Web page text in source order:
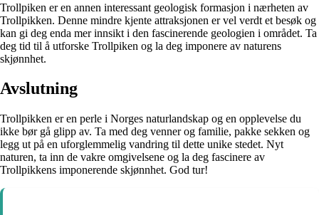
Trollpiken er en annen interessant geologisk formasjon i nærheten av
Trollpikken. Denne mindre kjente attraksjonen er vel verdt et besøk og
kan gi deg enda mer innsikt i den fascinerende geologien i området. Ta
deg tid til å utforske Trollpiken og la deg imponere av naturens
skjønnhet.
Avslutning
Trollpikken er en perle i Norges naturlandskap og en opplevelse du
ikke bør gå glipp av. Ta med deg venner og familie, pakke sekken og
legg ut på en uforglemmelig vandring til dette unike stedet. Nyt
naturen, ta inn de vakre omgivelsene og la deg fascinere av
Trollpikkens imponerende skjønnhet. God tur!